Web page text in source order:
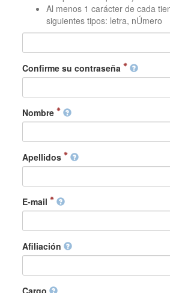
Al menos 1 carácter de cada
siguientes tipos: letra, nÚmero
Confirme su contraseña
Nombre
Apellidos
E-mail
Afiliación
Cargo